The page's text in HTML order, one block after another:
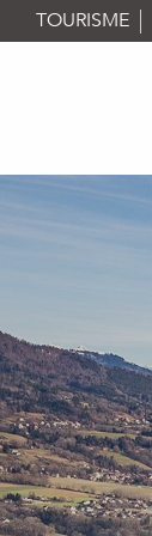
Aller
au
TOURISME